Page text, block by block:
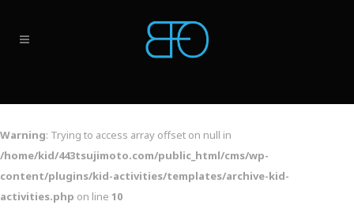
Warning: Trying to access array offset on null in
/home/kid/443tsujimoto.com/public_html/cms/wp-
content/plugins/kid-activities/templates/archive-kid-
activities.php on line 10